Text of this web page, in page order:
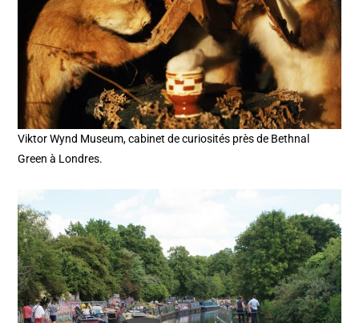
Viktor Wynd Museum, cabinet de curiosités près de Bethnal
Green à Londres.